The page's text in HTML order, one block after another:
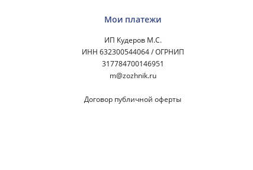
Мои платежи
ИП Кудеров М.С.
ИНН 632300544064 / ОГРНИП
317784700146951
m@zozhnik.ru
Договор публичной оферты